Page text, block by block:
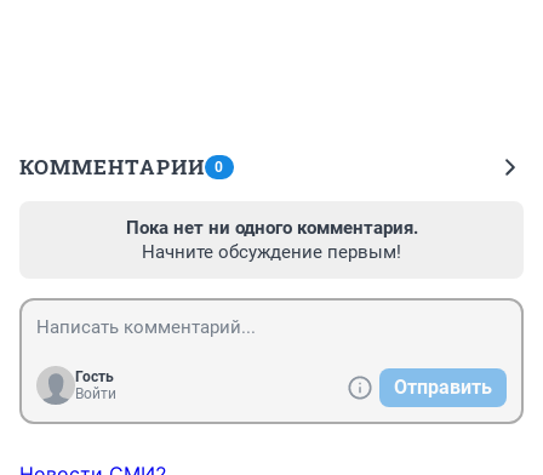
КОММЕНТАРИИ 0
Пока нет ни одного комментария.
Начните обсуждение первым!
Гость
Войти
Отправить